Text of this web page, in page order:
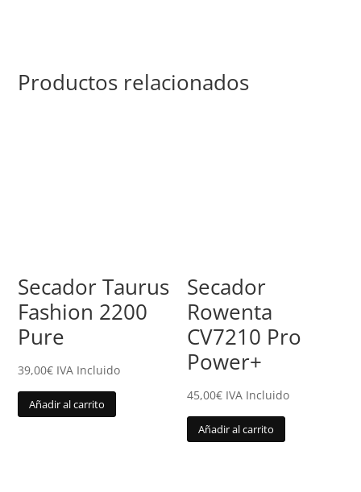
Productos relacionados
Secador Taurus
Fashion 2200
Pure
39,00€ IVA Incluido
Añadir al carrito
Secador
Rowenta
CV7210 Pro
Power+
45,00€ IVA Incluido
Añadir al carrito